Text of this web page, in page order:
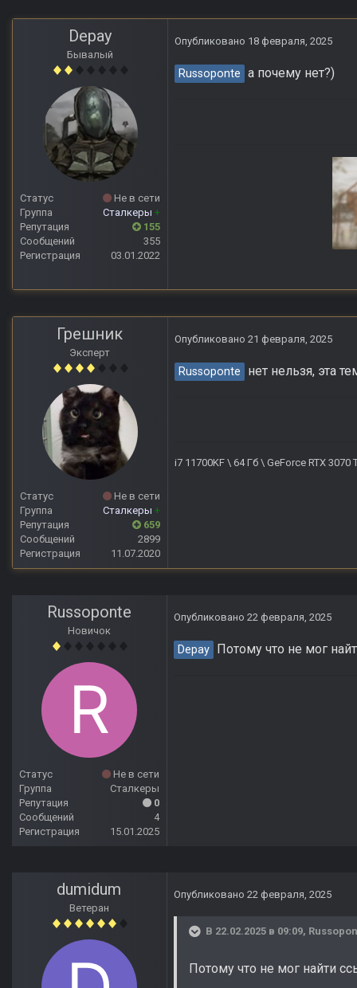
Depay
Бывалый
Статус
Не в сети
Группа
Сталкеры +
Репутация
155
Сообщений
355
Регистрация
03.01.2022
Опубликовано 18 февраля, 2025
Russoponte а почему нет?)
Грешник
Эксперт
Статус
Не в сети
Группа
Сталкеры +
Репутация
659
Сообщений
2899
Регистрация
11.07.2020
Опубликовано 21 февраля, 2025
Russoponte нет нельзя, эта
i7 11700KF \ 64 Гб \ GeForce RTX
Russoponte
Новичок
Статус
Не в сети
Группа
Сталкеры
Репутация
0
Сообщений
4
Регистрация
15.01.2025
Опубликовано 22 февраля, 2025
Depay Потому что не мог
dumidum
Ветеран
Опубликовано 22 февраля, 2025
В 22.02.2025 в 09:09,
Потому что не мог найти